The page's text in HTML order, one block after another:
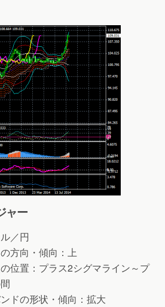
ャー
／円
方向・傾向：上
位置：プラス2シグマライン～プ
ドの形状・傾向：拡大